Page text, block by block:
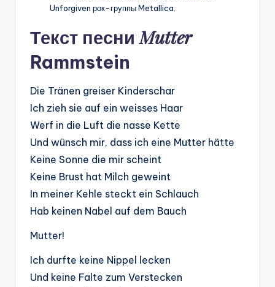
Unforgiven рок-группы Metallica.
Текст песниMutter
Rammstein
Die Tränen greiser Kinderschar
Ich zieh sie auf ein weisses Haar
Werf in die Luft die nasse Kette
Und wünsch mir, dass ich eine Mutter hätte
Keine Sonne die mir scheint
Keine Brust hat Milch geweint
In meiner Kehle steckt ein Schlauch
Hab keinen Nabel auf dem Bauch
Mutter!
Ich durfte keine Nippel lecken
Und keine Falte zum Verstecken